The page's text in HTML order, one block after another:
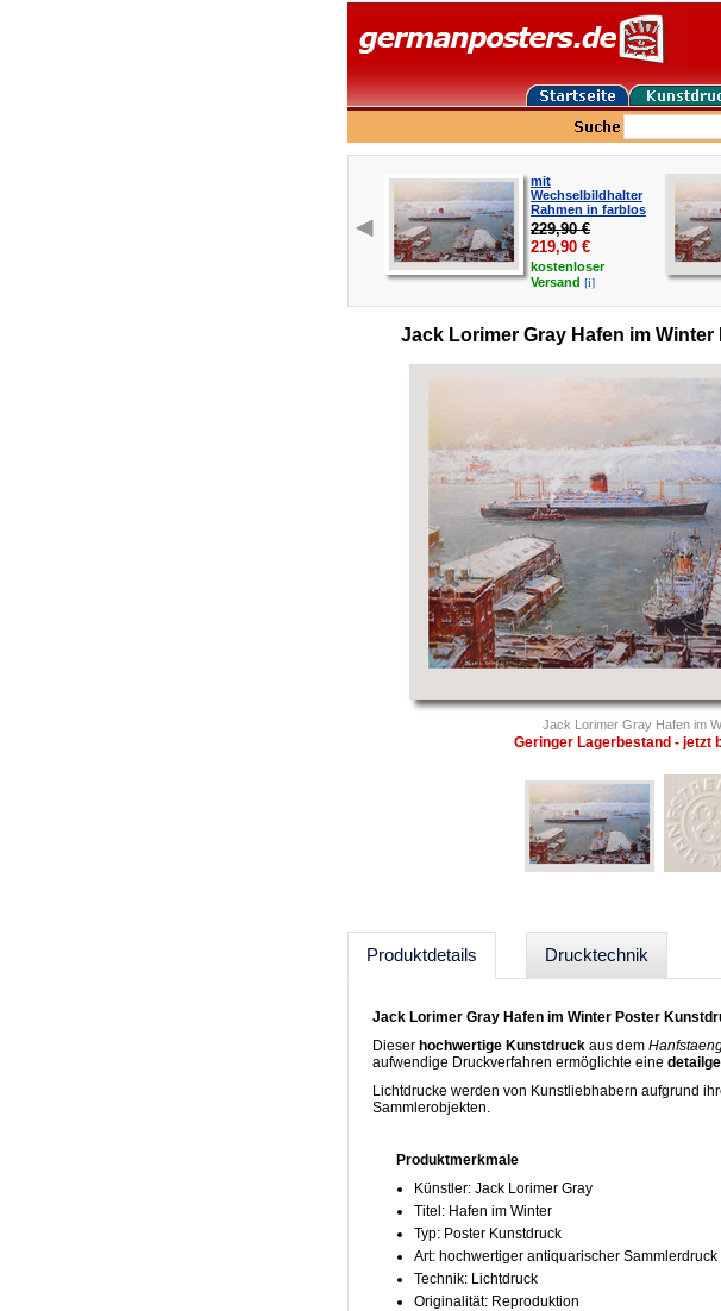
mit
Wechselbildhalter
Rahmen in farblos
229,90 €
219,90 €
kostenloser
Versand [i]
Jack Lorimer Gray Hafen im
Jack Lorimer Gray Hafen im
Geringer Lagerbestand - jetzt
Produktdetails Drucktechnik
Jack Lorimer Gray Hafen im Winter Poster
Dieser hochwertige Kunstdruck aus dem
aufwendige Druckverfahren ermöglichte eine
Lichtdrucke werden von Kunstliebhabern aufgrund
Sammlerobjekten.
Produktmerkmale
Künstler: Jack Lorimer Gray
Titel: Hafen im Winter
Typ: Poster Kunstdruck
Art: hochwertiger antiquarischer Sammlerdruck
Technik: Lichtdruck
Originalität: Reproduktion